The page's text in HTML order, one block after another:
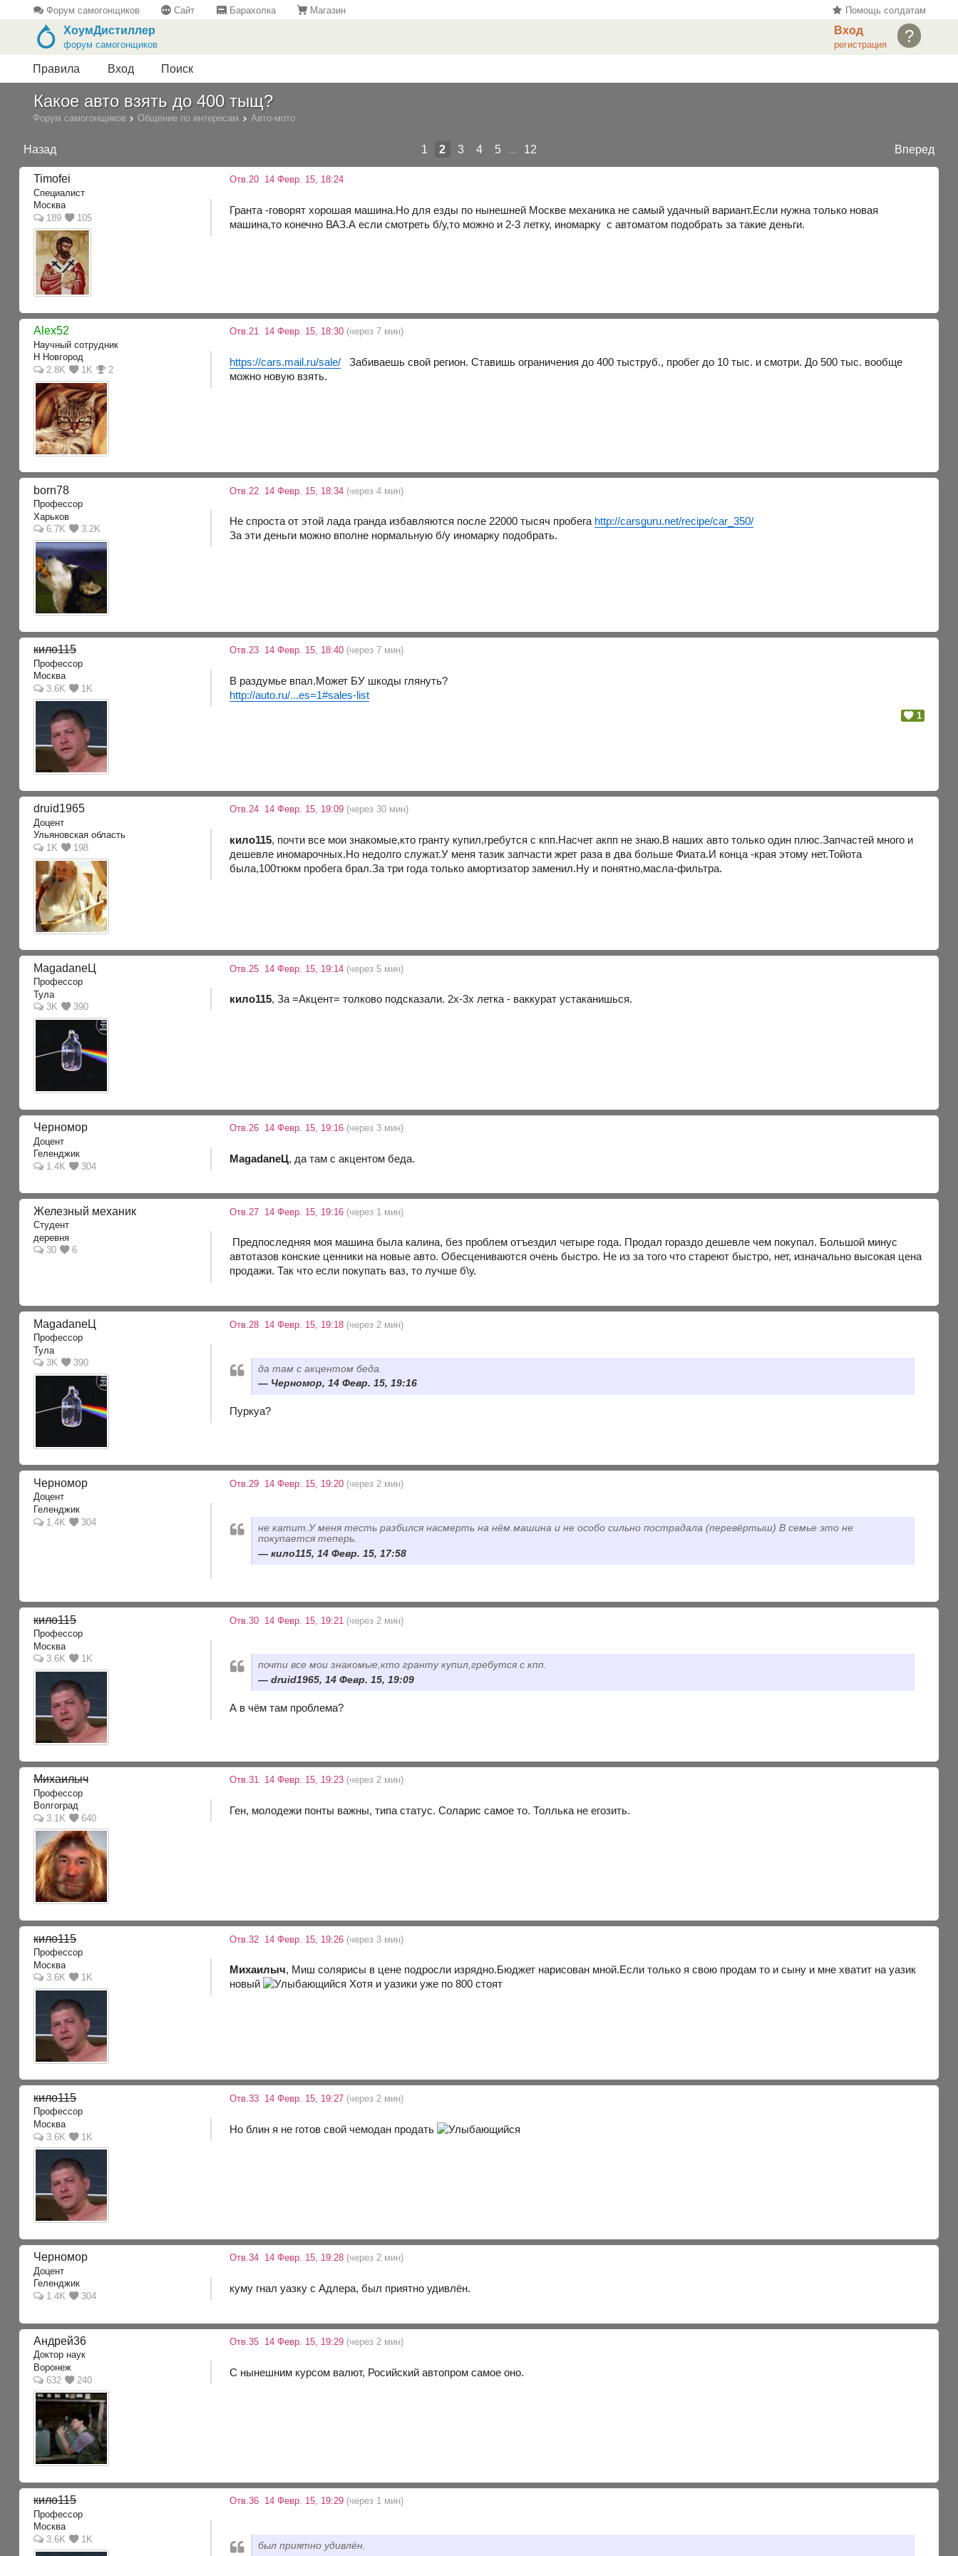
Форум самогонщиков Сайт Барахолка Магазин Помощь солдатам
?
Вход
регистрация
ХоумДистиллер
форум самогонщиков
Правила Вход Поиск
Какое авто взять до 400 тыщ?
Форум самогонщиков Общение по интересам Авто-мото
Назад Вперед
1 2 3 4 5 ... 12
Timofei
Специалист
Москва
189
105
Отв.20 14 Февр. 15, 18:24
Гранта -говорят хорошая машина.Но для езды по нынешней Москве механика не самый удачный вариант.Если нужна только новая
машина,то конечно ВАЗ.А если смотреть б/у,то можно и 2-3 летку, иномарку с автоматом подобрать за такие деньги.
Alex52
Научный сотрудник
Н Новгород
2.8K
1K 2
Отв.21 14 Февр. 15, 18:30 (через 7 мин)
https://cars.mail.ru/sale/ Забиваешь свой регион. Ставишь ограничения до 400 тыструб., пробег до 10 тыс. и смотри. До 500 тыс. вообще
можно новую взять.
born78
Профессор
Харьков
6.7K
3.2K
Отв.22 14 Февр. 15, 18:34 (через 4 мин)
Не спроста от этой лада гранда избавляются после 22000 тысяч пробега http://carsguru.net/recipe/car_350/
За эти деньги можно вполне нормальную б/у иномарку подобрать.
кило115
Профессор
Москва
3.6K
1K
Отв.23 14 Февр. 15, 18:40 (через 7 мин)
В раздумье впал.Может БУ шкоды глянуть?
http://auto.ru/...es=1#sales-list
1
druid1965
Доцент
Ульяновская область
1K
198
Отв.24 14 Февр. 15, 19:09 (через 30 мин)
кило115, почти все мои знакомые,кто гранту купил,гребутся с кпп.Насчет акпп не знаю.В наших авто только один плюс.Запчастей много и
дешевле иномарочных.Но недолго служат.У меня тазик запчасти жрет раза в два больше Фиата.И конца -края этому нет.Тойота
была,100тюкм пробега брал.За три года только амортизатор заменил.Ну и понятно,масла-фильтра.
MagadaneЦ
Профессор
Тула
3K
390
Отв.25 14 Февр. 15, 19:14 (через 5 мин)
кило115, За =Акцент= толково подсказали. 2х-3х летка - ваккурат устаканишься.
Черномор
Доцент
Геленджик
1.4K
304
Отв.26 14 Февр. 15, 19:16 (через 3 мин)
MagadaneЦ, да там с акцентом беда.
Железный механик
Студент
деревня
30
6
Отв.27 14 Февр. 15, 19:16 (через 1 мин)
Предпоследняя моя машина была калина, без проблем отъездил четыре года. Продал гораздо дешевле чем покупал. Большой минус
автотазов конские ценники на новые авто. Обесцениваются очень быстро. Не из за того что стареют быстро, нет, изначально высокая цена
продажи. Так что если покупать ваз, то лучше б\у.
MagadaneЦ
Профессор
Тула
3K
390
Отв.28 14 Февр. 15, 19:18 (через 2 мин)
да там с акцентом беда.
Черномор, 14 Февр. 15, 19:16
Пуркуа?
Черномор
Доцент
Геленджик
1.4K
304
Отв.29 14 Февр. 15, 19:20 (через 2 мин)
не катит.У меня тесть разбился насмерть на нём.машина и не особо сильно пострадала (перевёртыш) В семье это не
покупается теперь.
кило115, 14 Февр. 15, 17:58
кило115
Профессор
Москва
3.6K
1K
Отв.30 14 Февр. 15, 19:21 (через 2 мин)
почти все мои знакомые,кто гранту купил,гребутся с кпп.
druid1965, 14 Февр. 15, 19:09
А в чём там проблема?
Михаилыч
Профессор
Волгоград
3.1K
640
Отв.31 14 Февр. 15, 19:23 (через 2 мин)
Ген, молодежи понты важны, типа статус. Соларис самое то. Толлька не егозить.
кило115
Профессор
Москва
3.6K
1K
Отв.32 14 Февр. 15, 19:26 (через 3 мин)
Михаилыч, Миш солярисы в цене подросли изрядно.Бюджет нарисован мной.Если только я свою продам то и сыну и мне хватит на уазик
новый
Хотя и уазики уже по 800 стоят
кило115
Профессор
Москва
3.6K
1K
Отв.33 14 Февр. 15, 19:27 (через 2 мин)
Но блин я не готов свой чемодан продать
Черномор
Доцент
Геленджик
1.4K
304
Отв.34 14 Февр. 15, 19:28 (через 2 мин)
куму гнал уазку с Адлера, был приятно удивлён.
Андрей36
Доктор наук
Воронеж
632
240
Отв.35 14 Февр. 15, 19:29 (через 2 мин)
С нынешним курсом валют, Росийский автопром самое оно.
кило115
Профессор
Москва
3.6K
1K
Отв.36 14 Февр. 15, 19:29 (через 1 мин)
был приятно удивлён.